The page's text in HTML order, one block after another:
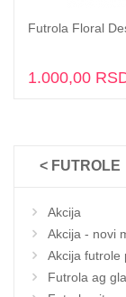
< FUTROLE
Akcija
Akcija - novi
Akcija futrole
Futrola ag
Futrola Floral
1.000,00